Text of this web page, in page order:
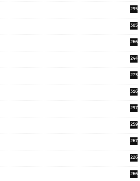
295
305
266
244
273
316
297
259
267
226
266